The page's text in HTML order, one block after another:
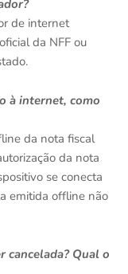
de internet
da NFF ou
à internet, como
da nota fiscal
da nota
se conecta
emitida offline não
cancelada? Qual o